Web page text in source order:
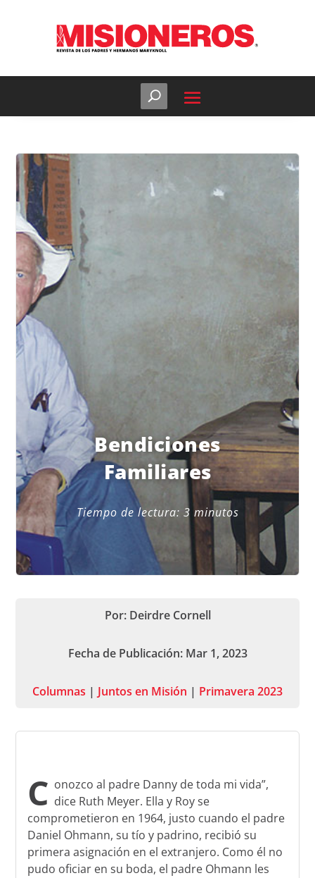
Bendiciones
Familiares
Tiempo de lectura: 3 minutos
Por: Deirdre Cornell
Fecha de Publicación: Mar 1, 2023
Columnas | Juntos en Misión | Primavera 2023
C onozco al padre Danny de toda mi vida”,
dice Ruth Meyer. Ella y Roy se
comprometieron en 1964, justo cuando el padre
Daniel Ohmann, su tío y padrino, recibió su
primera asignación en el extranjero. Como él no
pudo oficiar en su boda, el padre Ohmann les